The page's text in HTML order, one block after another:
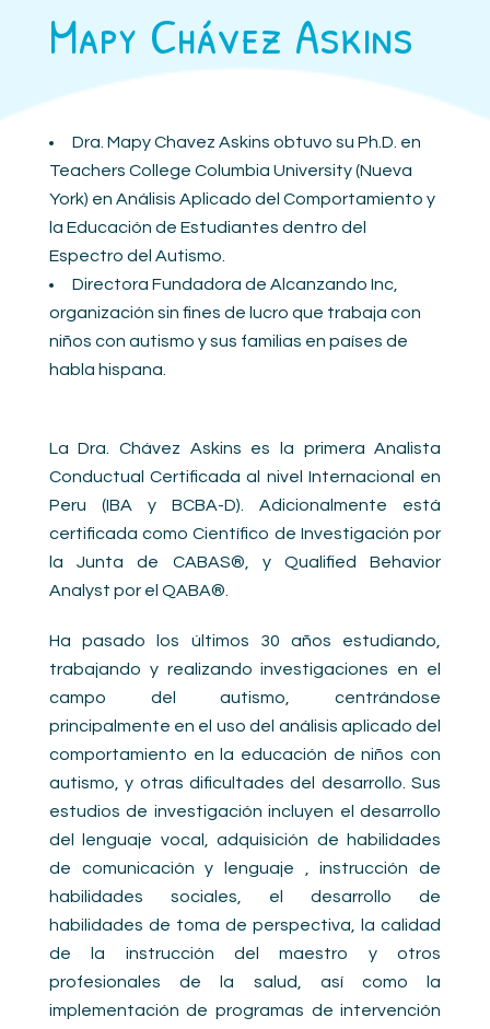
Mapy Chávez Askins
Dra. Mapy Chavez Askins obtuvo su Ph.D. en
Teachers College Columbia University (Nueva
York) en Análisis Aplicado del Comportamiento y
la Educación de Estudiantes dentro del
Espectro del Autismo.
Directora Fundadora de Alcanzando Inc,
organización sin fines de lucro que trabaja con
niños con autismo y sus familias en países de
habla hispana.
La Dra. Chávez Askins es la primera Analista
Conductual Certificada al nivel Internacional en
Peru (IBA y BCBA-D). Adicionalmente está
certificada como Científico de Investigación por
la Junta de CABAS®, y Qualified Behavior
Analyst por el QABA®.
Ha pasado los últimos 30 años estudiando,
trabajando y realizando investigaciones en el
campo del autismo, centrándose
principalmente en el uso del análisis aplicado del
comportamiento en la educación de niños con
autismo, y otras dificultades del desarrollo. Sus
estudios de investigación incluyen el desarrollo
del lenguaje vocal, adquisición de habilidades
de comunicación y lenguaje , instrucción de
habilidades sociales, el desarrollo de
habilidades de toma de perspectiva, la calidad
de la instrucción del maestro y otros
profesionales de la salud, así como la
implementación de programas de intervención